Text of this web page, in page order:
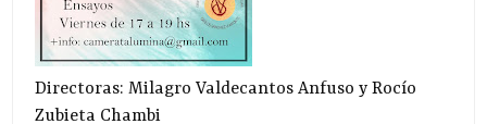
Directoras: Milagro Valdecantos Anfuso y Rocío
Zubieta Chambi